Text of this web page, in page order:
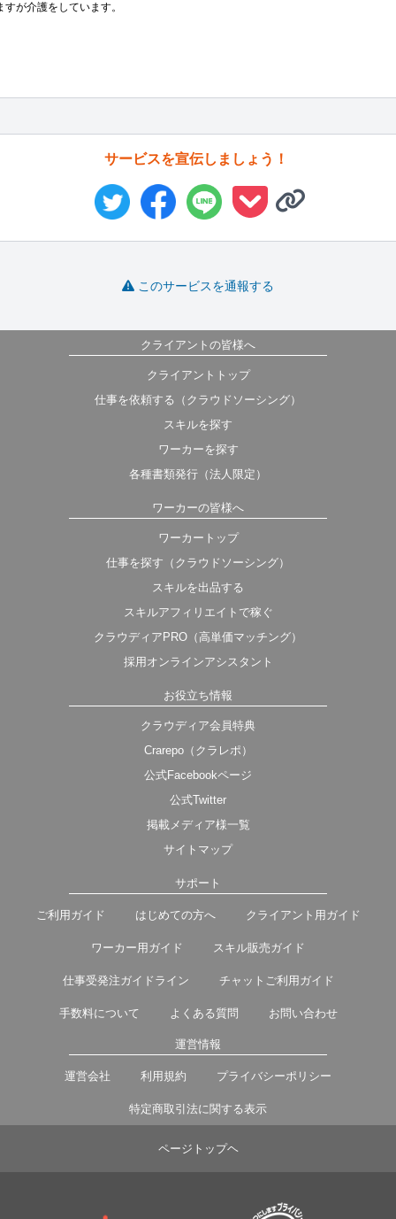
が介護をしています。
サービスを宣伝しましょう！
このサービスを通報する
クライアントの皆様へ
クライアントトップ
仕事を依頼する（クラウドソーシング）
スキルを探す
ワーカーを探す
各種書類発行（法人限定）
ワーカーの皆様へ
ワーカートップ
仕事を探す（クラウドソーシング）
スキルを出品する
スキルアフィリエイトで稼ぐ
クラウディアPRO（高単価マッチング）
採用オンラインアシスタント
お役立ち情報
クラウディア会員特典
Crarepo（クラレポ）
公式Facebookページ
公式Twitter
掲載メディア様一覧
サイトマップ
サポート
ご利用ガイド はじめての方へ クライアント用ガイド
ワーカー用ガイド スキル販売ガイド
仕事受発注ガイドライン チャットご利用ガイド
手数料について よくある質問 お問い合わせ
運営情報
運営会社 利用規約 プライバシーポリシー
特定商取引法に関する表示
ページトップヘ